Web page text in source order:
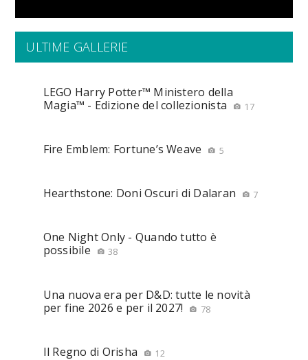
ULTIME GALLERIE
LEGO Harry Potter™ Ministero della
Magia™ - Edizione del collezionista
17
Fire Emblem: Fortune’s Weave 5
Hearthstone: Doni Oscuri di Dalaran 7
One Night Only - Quando tutto è
possibile
38
Una nuova era per D&D: tutte le novità
per fine 2026 e per il 2027!
78
Il Regno di Orisha 12